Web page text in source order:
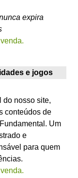
expira
e jogos
do nosso site,
conteúdos de
Um
e
para quem